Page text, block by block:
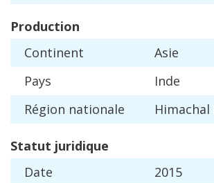
Production
Continent
Asie
Pays
Inde
Région nationale Himachal
Statut juridique
Date
2015